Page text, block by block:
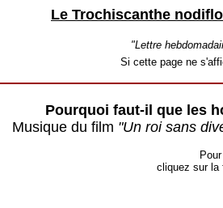
Le Trochiscanthe
"Lettre
Si cette page ne
Pourquoi faut-il que les
Musique du film "Un roi sans
cliquez sur la